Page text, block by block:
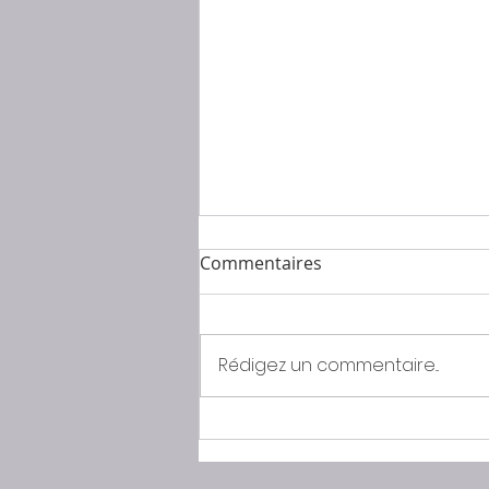
ECOUTEZ VOTRE SANTÉ
Commentaires
Rédigez un commentaire...